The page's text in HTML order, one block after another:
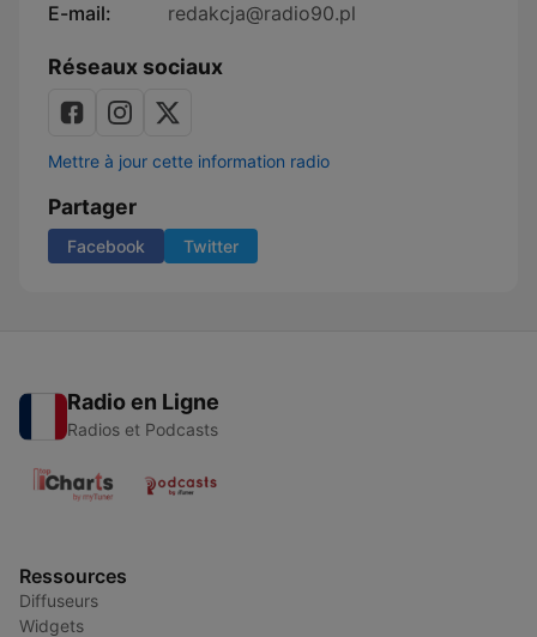
E-mail:
redakcja@radio90.pl
Réseaux sociaux
Mettre à jour cette information radio
Partager
Facebook Twitter
Radio en Ligne
Radios et Podcasts
Ressources
Diffuseurs
Widgets